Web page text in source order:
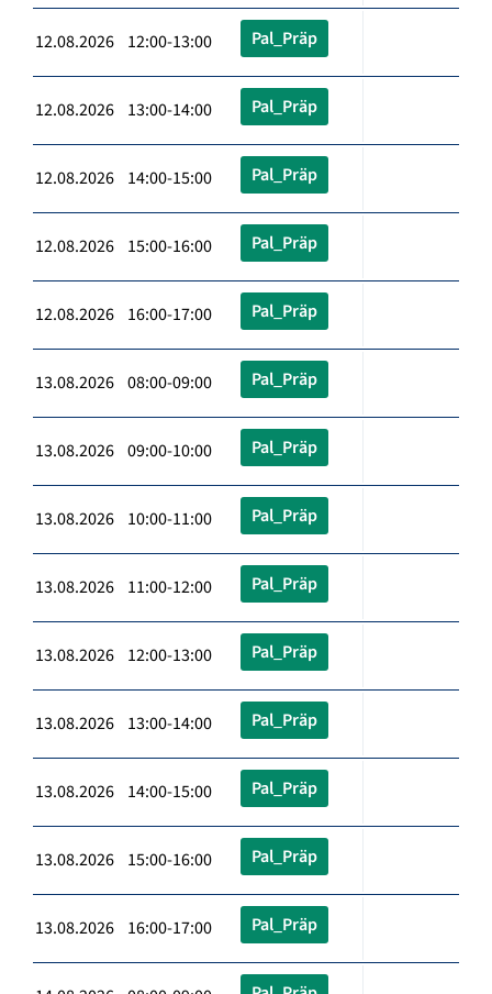
12.08.2026 12:00-13:00 Pal_Präp
12.08.2026 13:00-14:00 Pal_Präp
12.08.2026 14:00-15:00 Pal_Präp
12.08.2026 15:00-16:00 Pal_Präp
12.08.2026 16:00-17:00 Pal_Präp
13.08.2026 08:00-09:00 Pal_Präp
13.08.2026 09:00-10:00 Pal_Präp
13.08.2026 10:00-11:00 Pal_Präp
13.08.2026 11:00-12:00 Pal_Präp
13.08.2026 12:00-13:00 Pal_Präp
13.08.2026 13:00-14:00 Pal_Präp
13.08.2026 14:00-15:00 Pal_Präp
13.08.2026 15:00-16:00 Pal_Präp
13.08.2026 16:00-17:00 Pal_Präp